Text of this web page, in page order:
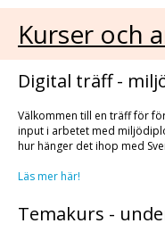
Kurser och
Digital träff -
Välkommen till en träff för
input i arbetet med
hur hänger det ihop med
Läs mer här!
Temakurs -